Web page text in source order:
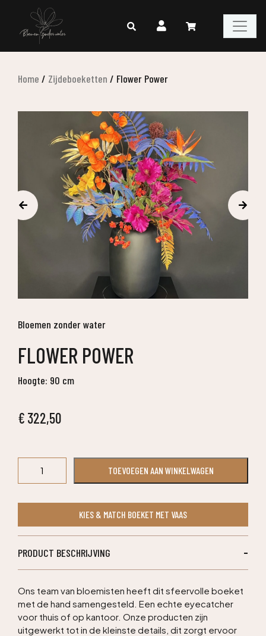
Home / Zijdeboeketten / Flower Power
Bloemen zonder water
FLOWER POWER
Hoogte: 90 cm
€ 322,50
Power
TOEVOEGEN AAN WINKELWAGEN
KIES & MATCH BOEKET MET VAAS
PRODUCT BESCHRIJVING
Ons team van bloemisten heeft dit sfeervolle boeket
met de hand samengesteld. Een echte eyecatcher
voor thuis of op kantoor. Onze producten zijn
uitgewerkt tot in de kleinste details, dit zorgt ervoor